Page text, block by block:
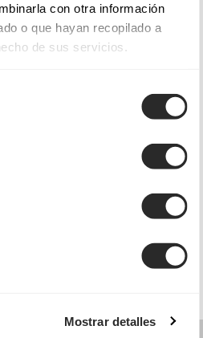
con otra información
o que hayan recopilado a
de sus servicios.
Mostrar detalles